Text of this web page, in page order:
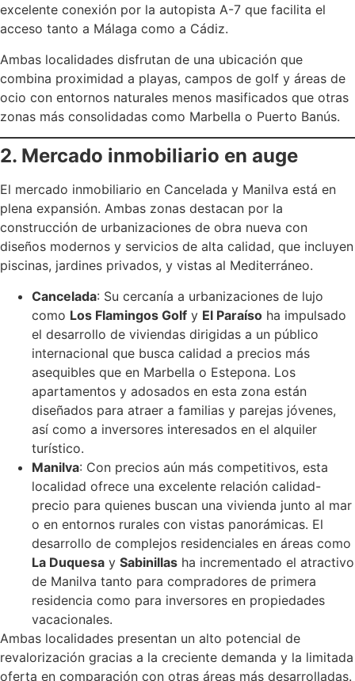
excelente conexión por la autopista A-7 que facilita el
acceso tanto a Málaga como a Cádiz.
Ambas localidades disfrutan de una ubicación que
combina proximidad a playas, campos de golf y áreas de
ocio con entornos naturales menos masificados que otras
zonas más consolidadas como Marbella o Puerto Banús.
2. Mercado inmobiliario en auge
El mercado inmobiliario en Cancelada y Manilva está en
plena expansión. Ambas zonas destacan por la
construcción de urbanizaciones de obra nueva con
diseños modernos y servicios de alta calidad, que incluyen
piscinas, jardines privados, y vistas al Mediterráneo.
Cancelada: Su cercanía a urbanizaciones de lujo
como Los Flamingos Golf y El Paraíso ha impulsado
el desarrollo de viviendas dirigidas a un público
internacional que busca calidad a precios más
asequibles que en Marbella o Estepona. Los
apartamentos y adosados en esta zona están
diseñados para atraer a familias y parejas jóvenes,
así como a inversores interesados en el alquiler
turístico.
Manilva: Con precios aún más competitivos, esta
localidad ofrece una excelente relación calidad-
precio para quienes buscan una vivienda junto al mar
o en entornos rurales con vistas panorámicas. El
desarrollo de complejos residenciales en áreas como
La Duquesa y Sabinillas ha incrementado el atractivo
de Manilva tanto para compradores de primera
residencia como para inversores en propiedades
vacacionales.
Ambas localidades presentan un alto potencial de
revalorización gracias a la creciente demanda y la limitada
oferta en comparación con otras áreas más desarrolladas.